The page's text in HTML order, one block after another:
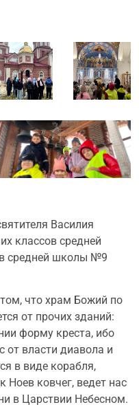
Василия
классов средней
средней школы №9
что храм Божий по
от прочих зданий:
форму креста, ибо
от власти диавола и
в виде корабля,
Ноев ковчег, ведет нас
в Царствии Небесном.